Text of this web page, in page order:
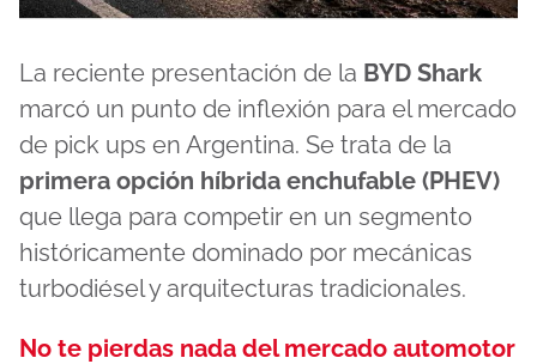
La reciente presentación de la BYD Shark
marcó un punto de inflexión para el mercado
de pick ups en Argentina. Se trata de la
primera opción híbrida enchufable (PHEV)
que llega para competir en un segmento
históricamente dominado por mecánicas
turbodiésel y arquitecturas tradicionales.
No te pierdas nada del mercado automotor